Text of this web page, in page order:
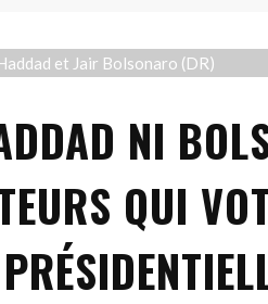
et Jair Bolsonaro (DR)
NI
QUI